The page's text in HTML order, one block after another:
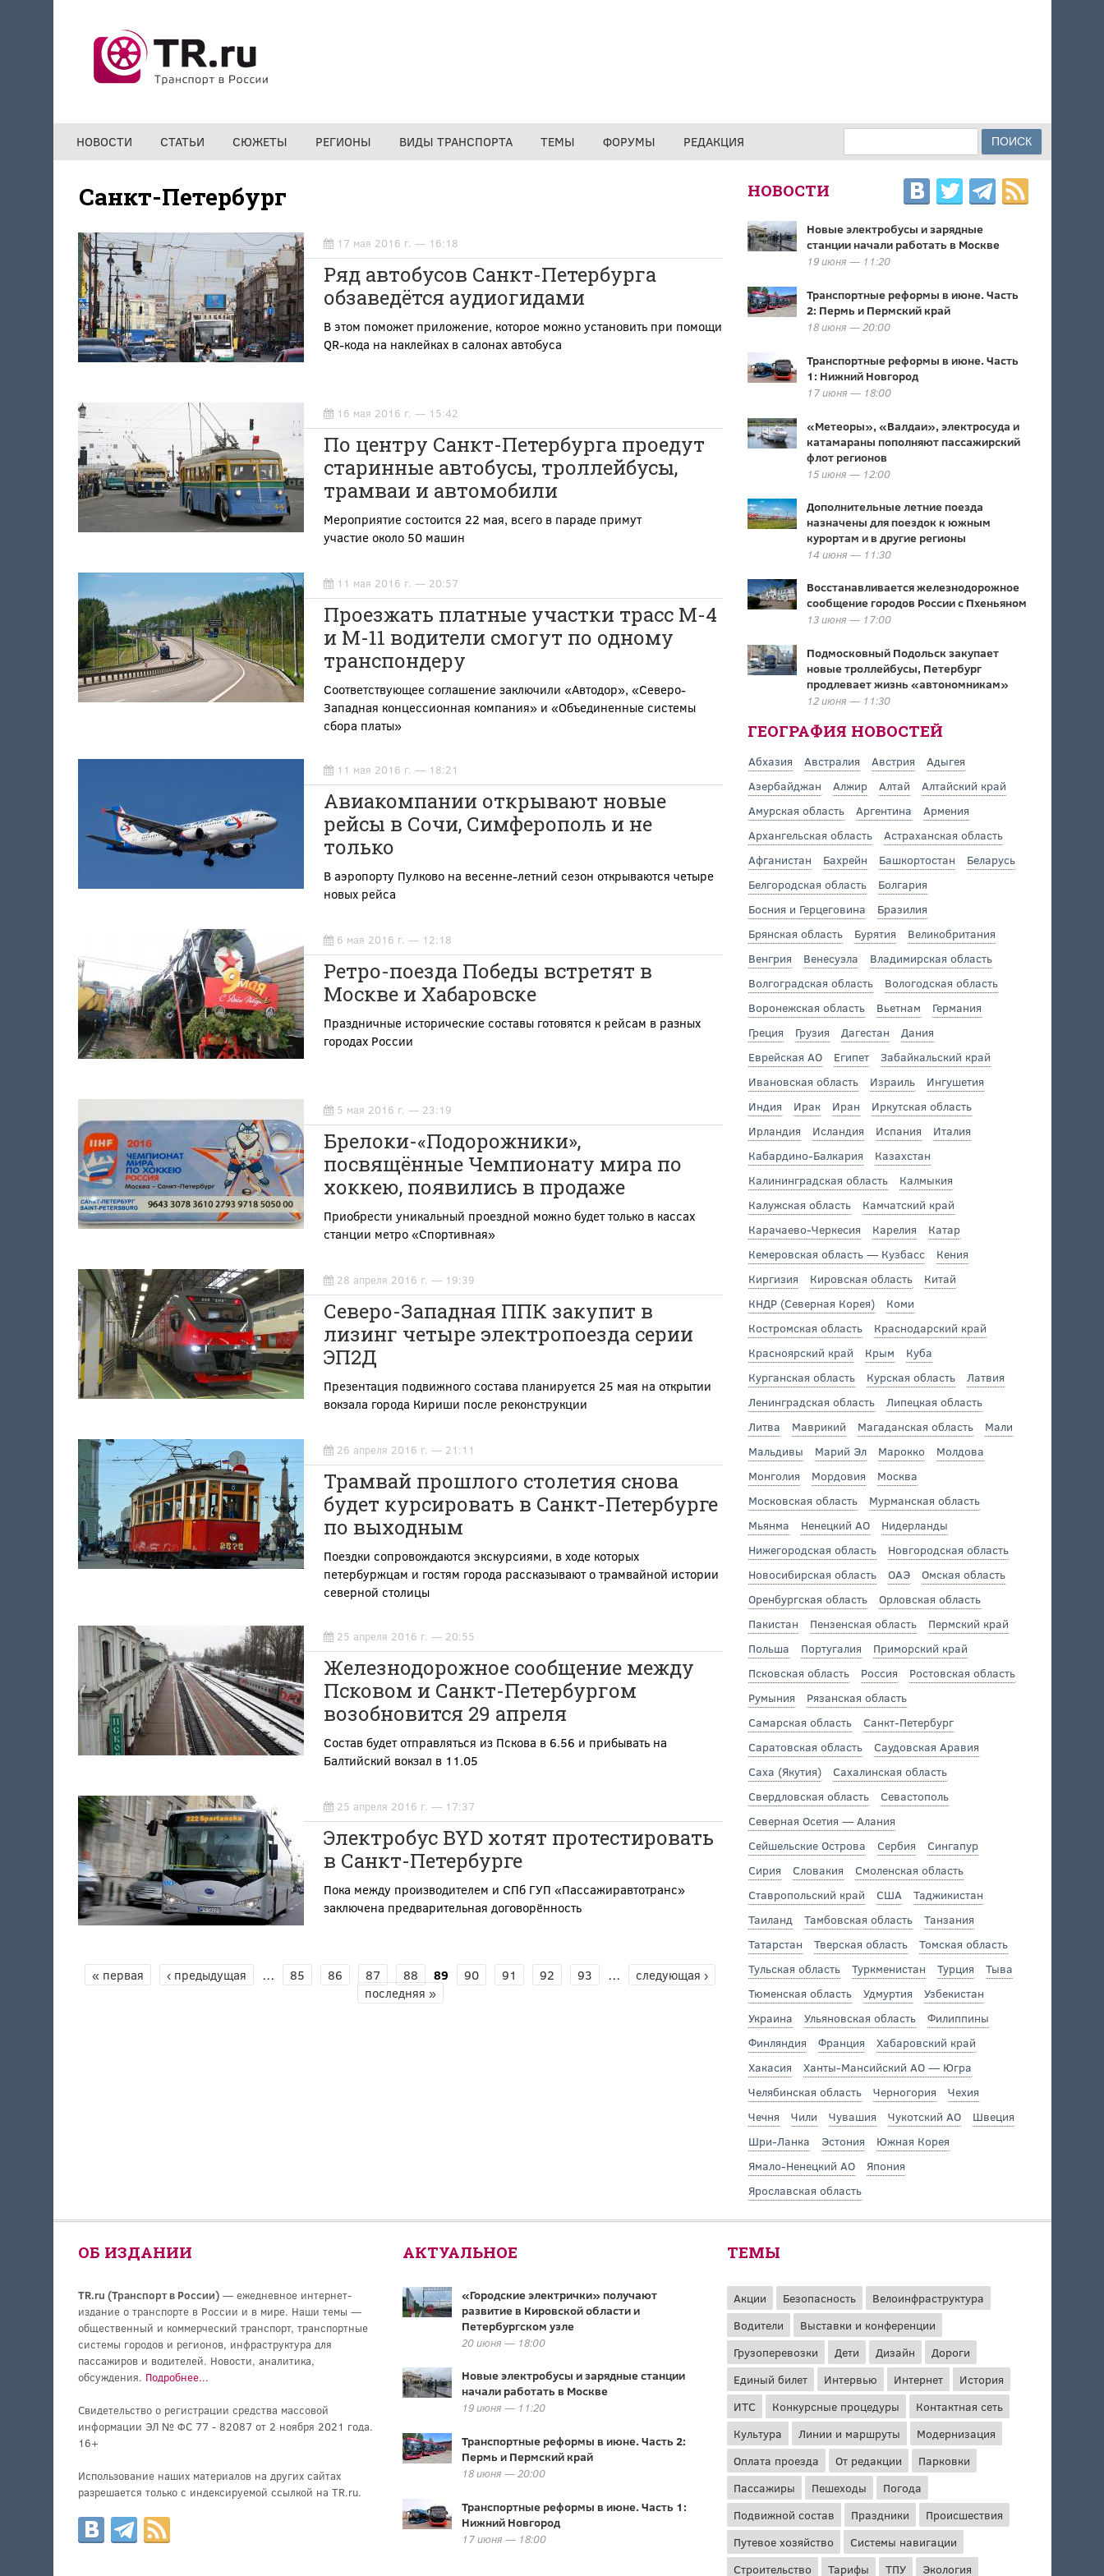
НОВОСТИ СТАТЬИ СЮЖЕТЫ РЕГИОНЫ ВИДЫ ТРАНСПОРТА ТЕМЫ ФОРУМЫ РЕДАКЦИЯ ФОРМА ПОИСКА
Санкт-Петербург
17 мая 2016 г. — 16:18
Ряд автобусов Санкт-Петербурга
обзаведётся аудиогидами
В этом поможет приложение, которое можно установить при помощи
QR-кода на наклейках в салонах автобуса
16 мая 2016 г. — 15:42
По центру Санкт-Петербурга проедут
старинные автобусы, троллейбусы,
трамваи и автомобили
Мероприятие состоится 22 мая, всего в параде примут
участие около 50 машин
11 мая 2016 г. — 20:57
Проезжать платные участки трасс М-4
и М-11 водители смогут по одному
транспондеру
Соответствующее соглашение заключили «Автодор», «Северо-
Западная концессионная компания» и «Объединенные системы
сбора платы»
11 мая 2016 г. — 18:21
Авиакомпании открывают новые
рейсы в Сочи, Симферополь и не
только
В аэропорту Пулково на весенне-летний сезон открываются четыре
новых рейса
6 мая 2016 г. — 12:18
Ретро-поезда Победы встретят в
Москве и Хабаровске
Праздничные исторические составы готовятся к рейсам в разных
городах России
5 мая 2016 г. — 23:19
Брелоки-«Подорожники»,
посвящённые Чемпионату мира по
хоккею, появились в продаже
Приобрести уникальный проездной можно будет только в кассах
станции метро «Спортивная»
28 апреля 2016 г. — 19:39
Северо-Западная ППК закупит в
лизинг четыре электропоезда серии
ЭП2Д
Презентация подвижного состава планируется 25 мая на открытии
вокзала города Кириши после реконструкции
26 апреля 2016 г. — 21:11
Трамвай прошлого столетия снова
будет курсировать в Санкт-Петербурге
по выходным
Поездки сопровождаются экскурсиями, в ходе которых
петербуржцам и гостям города рассказывают о трамвайной истории
северной столицы
25 апреля 2016 г. — 20:55
Железнодорожное сообщение между
Псковом и Санкт-Петербургом
возобновится 29 апреля
Состав будет отправляться из Пскова в 6.56 и прибывать на
Балтийский вокзал в 11.05
25 апреля 2016 г. — 17:37
Электробус BYD хотят протестировать
в Санкт-Петербурге
Пока между производителем и СПб ГУП «Пассажиравтотранс»
заключена предварительная договорённость
СТРАНИЦЫ
« первая ‹ предыдущая … 85 86 87 88 89 90 91 92 93 …
следующая ›
последняя »
НОВОСТИ
Новые электробусы и зарядные
станции начали работать в Москве
19 июня — 11:20
Транспортные реформы в июне. Часть
2: Пермь и Пермский край
18 июня — 20:00
Транспортные реформы в июне. Часть
1: Нижний Новгород
17 июня — 18:00
«Метеоры», «Валдаи», электросуда и
катамараны пополняют пассажирский
флот регионов
15 июня — 12:00
Дополнительные летние поезда
назначены для поездок к южным
курортам и в другие регионы
14 июня — 11:30
Восстанавливается железнодорожное
сообщение городов России с Пхеньяном
13 июня — 17:00
Подмосковный Подольск закупает
новые троллейбусы, Петербург
продлевает жизнь «автономникам»
12 июня — 11:30
ГЕОГРАФИЯ НОВОСТЕЙ
Абхазия Австралия Австрия
Адыгея
Азербайджан
Алжир Алтай
Алтайский край
Амурская область
Аргентина
Армения
Архангельская область
Астраханская область
Афганистан
Бахрейн Башкортостан
Беларусь
Белгородская область
Болгария
Босния и Герцеговина
Бразилия
Брянская область
Бурятия
Великобритания
Венгрия
Венесуэла
Владимирская область
Волгоградская область
Вологодская область
Воронежская область
Вьетнам
Германия
Греция
Грузия Дагестан
Дания
Еврейская АО
Египет
Забайкальский край
Ивановская область
Израиль
Ингушетия
Индия
Ирак Иран
Иркутская область
Ирландия
Исландия Испания
Италия
Кабардино-Балкария
Казахстан
Калининградская область
Калмыкия
Калужская область
Камчатский край
Карачаево-Черкесия
Карелия
Катар
Кемеровская область — Кузбасс
Кения
Киргизия
Кировская область
Китай
КНДР (Северная Корея)
Коми
Костромская область
Краснодарский край
Красноярский край
Крым
Куба
Курганская область
Курская область
Латвия
Ленинградская область
Липецкая область
Литва
Маврикий Магаданская область
Мали
Мальдивы
Марий Эл Марокко
Молдова
Монголия
Мордовия
Москва
Московская область
Мурманская область
Мьянма
Ненецкий АО
Нидерланды
Нижегородская область
Новгородская область
Новосибирская область
ОАЭ
Омская область
Оренбургская область
Орловская область
Пакистан
Пензенская область
Пермский край
Польша
Португалия
Приморский край
Псковская область
Россия
Ростовская область
Румыния
Рязанская область
Самарская область
Санкт-Петербург
Саратовская область
Саудовская Аравия
Саха (Якутия)
Сахалинская область
Свердловская область
Севастополь
Северная Осетия — Алания
Сейшельские Острова
Сербия
Сингапур
Сирия
Словакия
Смоленская область
Ставропольский край
США
Таджикистан
Таиланд
Тамбовская область
Танзания
Татарстан
Тверская область
Томская область
Тульская область
Туркменистан Турция
Тыва
Тюменская область
Удмуртия
Узбекистан
Украина
Ульяновская область
Филиппины
Финляндия
Франция
Хабаровский край
Хакасия
Ханты-Мансийский АО — Югра
Челябинская область
Черногория
Чехия
Чечня
Чили Чувашия Чукотский АО
Швеция
Шри-Ланка
Эстония
Южная Корея
Ямало-Ненецкий АО
Япония
Ярославская область
ОБ ИЗДАНИИ
TR.ru (Транспорт в России)— ежедневное интернет-
издание о транспорте в России и в мире. Наши темы —
общественный и коммерческий транспорт, транспортные
системы городов и регионов, инфраструктура для
пассажиров и водителей. Новости, аналитика,
обсуждения. Подробнее...
Свидетельство о регистрации средства массовой
информации ЭЛ № ФС 77 - 82087 от 2 ноября 2021 года.
16+
Использование наших материалов на других сайтах
разрешается только с индексируемой ссылкой на TR.ru.
АКТУАЛЬНОЕ
«Городские электрички» получают
развитие в Кировской области и
Петербургском узле
20 июня — 18:00
Новые электробусы и зарядные станции
начали работать в Москве
19 июня — 11:20
Транспортные реформы в июне. Часть 2:
Пермь и Пермский край
18 июня — 20:00
Транспортные реформы в июне. Часть 1:
Нижний Новгород
17 июня — 18:00
ТЕМЫ
Акции Безопасность
Велоинфраструктура
Водители
Выставки и конференции
Грузоперевозки
Дети Дизайн
Дороги
Единый билет
Интервью Интернет
История
ИТС
Конкурсные процедуры
Контактная сеть
Культура
Линии и маршруты
Модернизация
Оплата проезда
От редакции
Парковки
Пассажиры
Пешеходы
Погода
Подвижной состав
Праздники
Происшествия
Путевое хозяйство
Системы навигации
Строительство
Тарифы ТПУ Экология